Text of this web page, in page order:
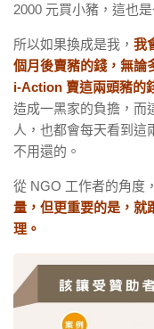
2000 元買小豬，這也
所以如果換成是我， 我
個月後賣豬的錢，無論
i-Action 賣這兩頭豬的
造成一黑家的負擔，而
人，也都會每天看到這
不用還的。
從 NGO 工作者的角度，
量，但更重要的是，就
理。